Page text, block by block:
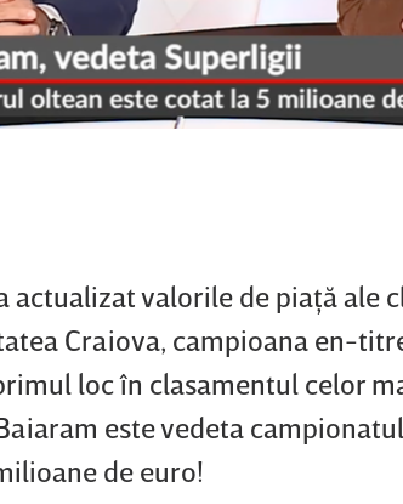
actualizat valorile de piaţă ale
Craiova, campioana en-
loc în clasamentul celor
este vedeta
de euro!